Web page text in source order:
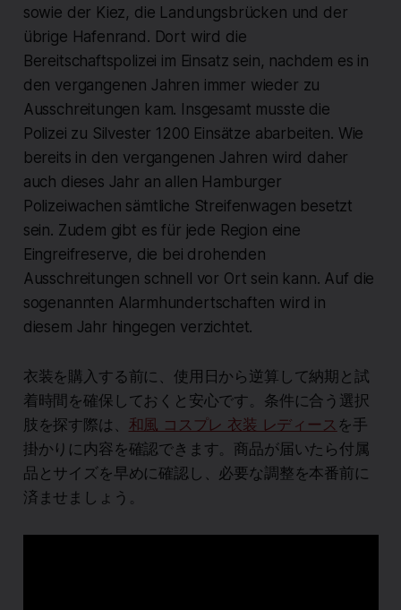
sowie der Kiez, die Landungsbrücken und der
übrige Hafenrand. Dort wird die
Bereitschaftspolizei im Einsatz sein, nachdem es in
den vergangenen Jahren immer wieder zu
Ausschreitungen kam. Insgesamt musste die
Polizei zu Silvester 1200 Einsätze abarbeiten. Wie
bereits in den vergangenen Jahren wird daher
auch dieses Jahr an allen Hamburger
Polizeiwachen sämtliche Streifenwagen besetzt
sein. Zudem gibt es für jede Region eine
Eingreifreserve, die bei drohenden
Ausschreitungen schnell vor Ort sein kann. Auf die
sogenannten Alarmhundertschaften wird in
diesem Jahr hingegen verzichtet.
衣装を購入する前に、使用日から逆算して納期と試
着時間を確保しておくと安心です。条件に合う選択
肢を探す際は、 和風 コスプレ 衣装 レディース を手
掛かりに内容を確認できます。商品が届いたら付属
品とサイズを早めに確認し、必要な調整を本番前に
済ませましょう。